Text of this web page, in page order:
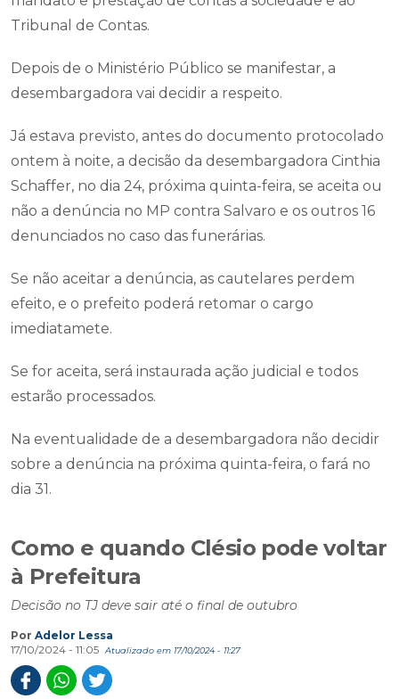
Tribunal de Contas.
Depois de o Ministério Público se manifestar, a
desembargadora vai decidir a respeito.
Já estava previsto, antes do documento protocolado
ontem à noite, a decisão da desembargadora Cinthia
Schaffer, no dia 24, próxima quinta-feira, se aceita ou
não a denúncia no MP contra Salvaro e os outros 16
denunciados no caso das funerárias.
Se não aceitar a denúncia, as cautelares perdem
efeito, e o prefeito poderá retomar o cargo
imediatamete.
Se for aceita, será instaurada ação judicial e todos
estarão processados.
Na eventualidade de a desembargadora não decidir
sobre a denúncia na próxima quinta-feira, o fará no
dia 31.
Como e quando Clésio pode voltar
à Prefeitura
Decisão no TJ deve sair até o final de outubro
Por Adelor Lessa
17/10/2024 - 11:05
Atualizado em 17/10/2024 - 11:27